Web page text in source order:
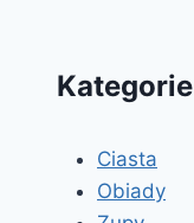
Kategorie
Ciasta
Obiady